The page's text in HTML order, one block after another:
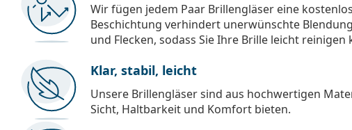
Wir fügen jedem Paar Brillengläser eine
Beschichtung verhindert unerwünschte
und Flecken, sodass Sie Ihre Brille leicht reinigen
Klar, stabil, leicht
Unsere Brillengläser sind aus hochwertigen
Sicht, Haltbarkeit und Komfort bieten.